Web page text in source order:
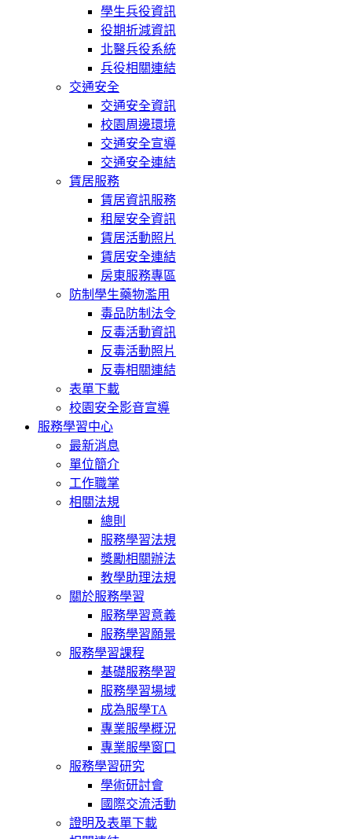
學生兵役資訊
役期折減資訊
北醫兵役系統
兵役相關連結
交通安全
交通安全資訊
校園周邊環境
交通安全宣導
交通安全連結
賃居服務
賃居資訊服務
租屋安全資訊
賃居活動照片
賃居安全連結
房東服務專區
防制學生藥物濫用
毒品防制法令
反毒活動資訊
反毒活動照片
反毒相關連結
表單下載
校園安全影音宣導
服務學習中心
最新消息
單位簡介
工作職掌
相關法規
總則
服務學習法規
獎勵相關辦法
教學助理法規
關於服務學習
服務學習意義
服務學習願景
服務學習課程
基礎服務學習
服務學習場域
成為服學TA
專業服學概況
專業服學窗口
服務學習研究
學術研討會
國際交流活動
證明及表單下載